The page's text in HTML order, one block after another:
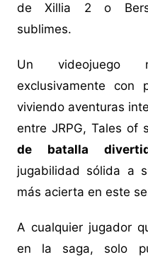
de Xillia 2 o
sublimes.
Un videojuego
exclusivamente con
viviendo aventuras
entre JRPG, Tales of
de batalla
jugabilidad sólida a
más acierta en este
A cualquier jugador
en la saga, solo